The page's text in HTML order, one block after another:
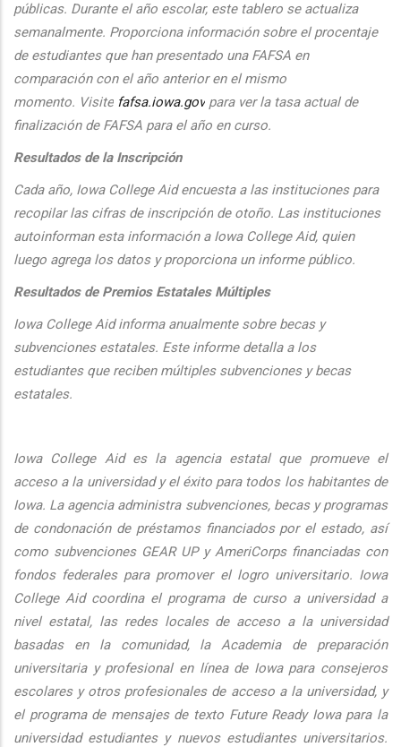
públicas. Durante el año escolar, este tablero se actualiza
semanalmente. Proporciona información sobre el procentaje
de estudiantes que han presentado una FAFSA en
comparación con el año anterior en el mismo
momento. Visite fafsa.iowa.gov para ver la tasa actual de
finalización de FAFSA para el año en curso.
Resultados de la Inscripción
Cada año, Iowa College Aid encuesta a las instituciones para
recopilar las cifras de inscripción de otoño. Las instituciones
autoinforman esta información a Iowa College Aid, quien
luego agrega los datos y proporciona un informe público.
Resultados de Premios Estatales Múltiples
Iowa College Aid informa anualmente sobre becas y
subvenciones estatales. Este informe detalla a los
estudiantes que reciben múltiples subvenciones y becas
estatales.
Iowa College Aid es la agencia estatal que promueve el
acceso a la universidad y el éxito para todos los habitantes de
Iowa. La agencia administra subvenciones, becas y programas
de condonación de préstamos financiados por el estado, así
como subvenciones GEAR UP y AmeriCorps financiadas con
fondos federales para promover el logro universitario. Iowa
College Aid coordina el programa de curso a universidad a
nivel estatal, las redes locales de acceso a la universidad
basadas en la comunidad, la Academia de preparación
universitaria y profesional en línea de Iowa para consejeros
escolares y otros profesionales de acceso a la universidad, y
el programa de mensajes de texto Future Ready Iowa para la
universidad estudiantes y nuevos estudiantes universitarios.